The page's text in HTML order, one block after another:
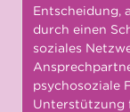
Entscheidung,
durch einen
soziales
psychosoziale
Unterstützung